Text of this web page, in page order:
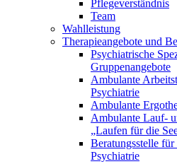
Pflegeverständnis
Team
Wahlleistung
Therapieangebote und
Psychiatrische
Gruppenangebote
Ambulante
Psychiatrie
Ambulante
Ambulante Lauf-
„Laufen für die
Beratungsstelle
Psychiatrie